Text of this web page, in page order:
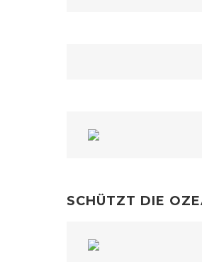
SCHÜTZT DIE